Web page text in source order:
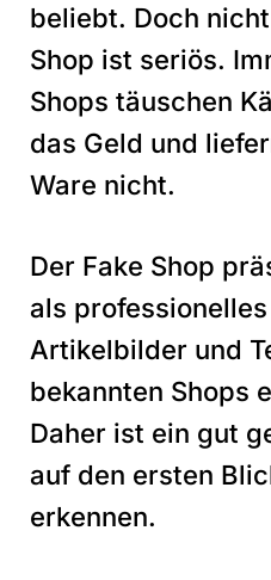
beliebt. Doch
Shop ist seriös.
Shops täuschen
das Geld und
Ware nicht.
Der Fake Shop
als
Artikelbilder und
bekannten Shops
Daher ist ein gut
auf den ersten
erkennen.